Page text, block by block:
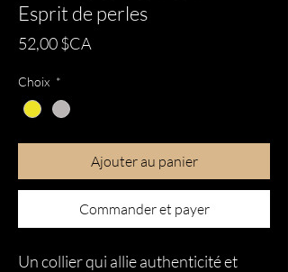
Esprit de perles
52,00 $CA
Choix *
Ajouter au panier
Commander et payer
Un collier qui allie authenticité et